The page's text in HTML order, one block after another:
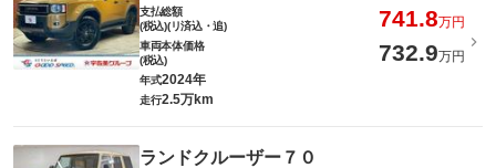
支払総額
(税込)(リ済込・追)
741.8万円
車両本体価格
(税込)
732.9万円
年式2024年
走行2.5万km
ランドクルーザー７０